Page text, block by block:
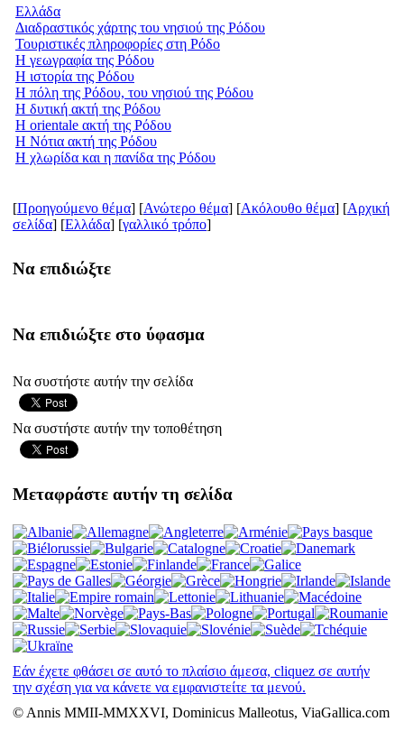
Ελλάδα
Διαδραστικός χάρτης του νησιού της Ρόδου
Τουριστικές πληροφορίες στη Ρόδο
Η γεωγραφία της Ρόδου
Η ιστορία της Ρόδου
Η πόλη της Ρόδου, του νησιού της Ρόδου
Η δυτική ακτή της Ρόδου
Η orientale ακτή της Ρόδου
Η Νότια ακτή της Ρόδου
Η χλωρίδα και η πανίδα της Ρόδου
[Προηγούμενο θέμα] [Ανώτερο θέμα] [Ακόλουθο θέμα] [Aρχική
σελίδα] [Ελλάδα] [γαλλικό τρόπο]
Να επιδιώξτε
Να επιδιώξτε στο ύφασμα
Να συστήστε αυτήν την σελίδα
Να συστήστε αυτήν την τοποθέτηση
Μεταφράστε αυτήν τη σελίδα
Εάν έχετε φθάσει σε αυτό το πλαίσιο άμεσα, cliquez σε αυτήν
την σχέση για να κάνετε να εμφανιστείτε τα μενού.
© Annis MMII-MMXXVI, Dominicus Malleotus, ViaGallica.com